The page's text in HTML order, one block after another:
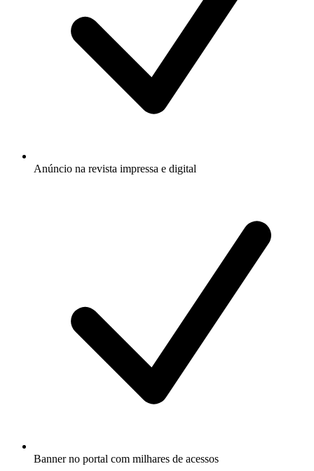
Anúncio na revista impressa e digital
Banner no portal com milhares de acessos